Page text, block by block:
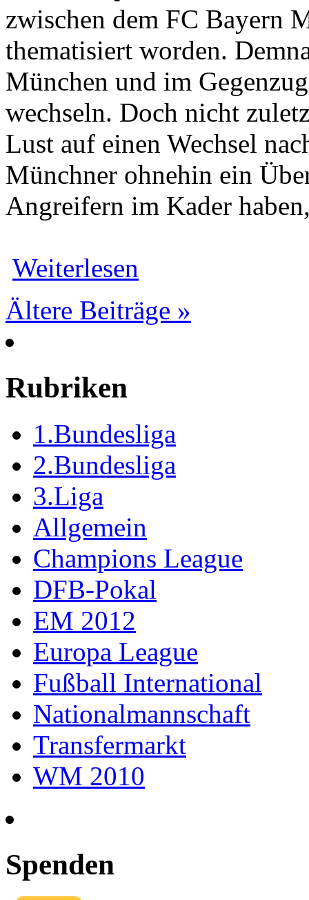
zwischen dem FC Bayern
thematisiert worden.
München und im
wechseln. Doch nicht
Lust auf einen Wechsel
Münchner ohnehin ein
Angreifern im Kader
Weiterlesen
Ältere Beiträge »
Rubriken
1.Bundesliga
2.Bundesliga
3.Liga
Allgemein
Champions League
DFB-Pokal
EM 2012
Europa League
Fußball International
Nationalmannschaft
Transfermarkt
WM 2010
Spenden